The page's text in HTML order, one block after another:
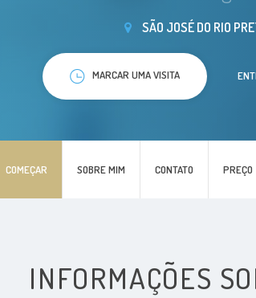
COMEÇAR SOBRE MIM CONTATO PREÇO
SÃO JOSÉ DO RIO
MARCAR UMA VISITA
INFORMAÇÕES